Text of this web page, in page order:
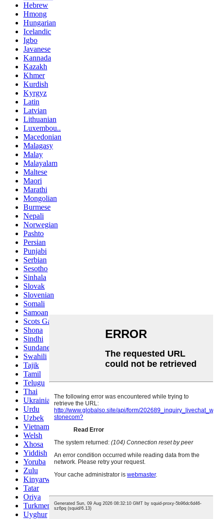
Hebrew
Hmong
Hungarian
Icelandic
Igbo
Javanese
Kannada
Kazakh
Khmer
Kurdish
Kyrgyz
Latin
Latvian
Lithuanian
Luxembou..
Macedonian
Malagasy
Malay
Malayalam
Maltese
Maori
Marathi
Mongolian
Burmese
Nepali
Norwegian
Pashto
Persian
Punjabi
Serbian
Sesotho
Sinhala
Slovak
Slovenian
Somali
Samoan
Scots Gaelic
Shona
Sindhi
Sundanese
Swahili
Tajik
Tamil
Telugu
Thai
Ukrainian
Urdu
Uzbek
Vietnamese
Welsh
Xhosa
Yiddish
Yoruba
Zulu
Kinyarwanda
Tatar
Oriya
Turkmen
Uyghur